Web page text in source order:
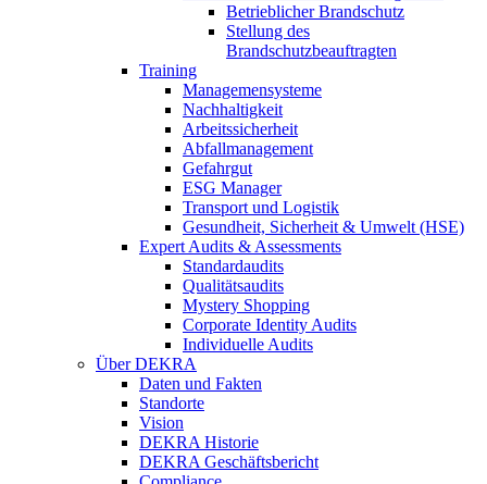
Betrieblicher Brandschutz
Stellung des
Brandschutzbeauftragten
Training
Managemensysteme
Nachhaltigkeit
Arbeitssicherheit
Abfallmanagement
Gefahrgut
ESG Manager
Transport und Logistik
Gesundheit, Sicherheit & Umwelt (HSE)
Expert Audits & Assessments
Standardaudits
Qualitätsaudits
Mystery Shopping
Corporate Identity Audits
Individuelle Audits
Über DEKRA
Daten und Fakten
Standorte
Vision
DEKRA Historie
DEKRA Geschäftsbericht